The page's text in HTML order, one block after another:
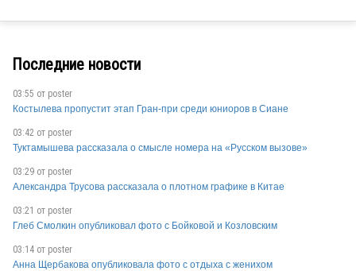
SVK
SVK
CRO
Последние новости
03:55 от poster
Костылева пропустит этап Гран-при среди юниоров в Сиане
03:42 от poster
Туктамышева рассказала о смысле номера на «Русском вызове»
03:29 от poster
Александра Трусова рассказала о плотном графике в Китае
03:21 от poster
Глеб Смолкин опубликовал фото с Бойковой и Козловским
03:14 от poster
Анна Щербакова опубликовала фото с отдыха с женихом